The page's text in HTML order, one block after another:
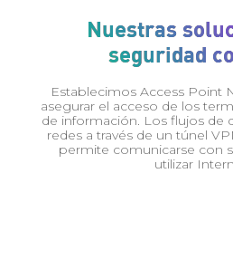
Nuestras
seguridad
Establecimos Access Point
asegurar el acceso de los
de información. Los flujos de
redes a través de un túnel
permite comunicarse con
utilizar